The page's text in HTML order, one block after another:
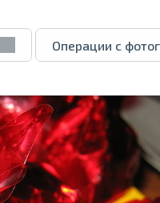
Операции с